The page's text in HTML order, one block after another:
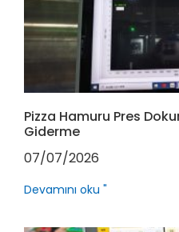
Pizza Hamuru Pres
Giderme
07/07/2026
Devamını oku "